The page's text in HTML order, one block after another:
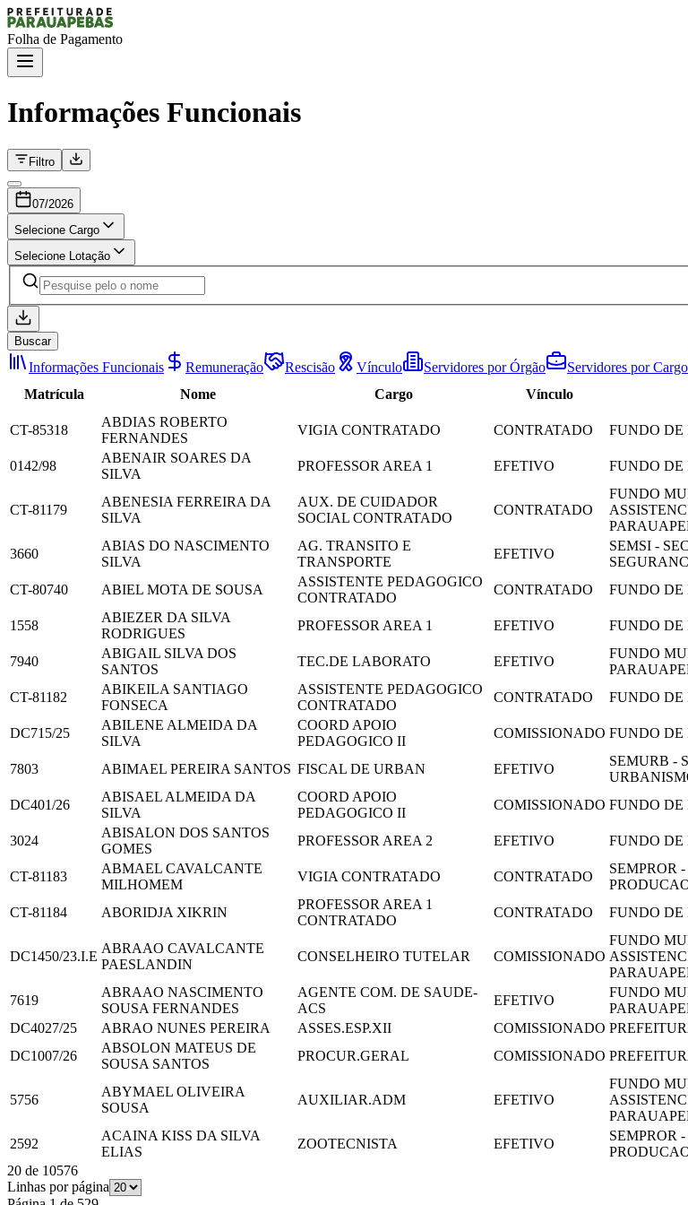
Folha de Pagamento
Informações Funcionais
Filtro
07/2026
Selecione Cargo
Selecione Lotação
Buscar
Informações Funcionais Remuneração Rescisão Vínculo Servidores por Órgão Servidores por Cargo
Matrícula
Nome Cargo Vínculo
CT-85318
ABDIAS ROBERTO
FERNANDES
VIGIA CONTRATADO CONTRATADO FUNDO DE
0142/98
ABENAIR SOARES DA
SILVA
PROFESSOR AREA 1 EFETIVO FUNDO DE
CT-81179
ABENESIA FERREIRA DA
SILVA
AUX. DE CUIDADOR
SOCIAL CONTRATADO
CONTRATADO
FUNDO
3660
ABIAS DO NASCIMENTO
SILVA
AG. TRANSITO E
TRANSPORTE
EFETIVO
SEMSI -
CT-80740 ABIEL MOTA DE SOUSA
ASSISTENTE PEDAGOGICO
CONTRATADO
CONTRATADO FUNDO DE
1558
ABIEZER DA SILVA
RODRIGUES
PROFESSOR AREA 1 EFETIVO FUNDO DE
7940
ABIGAIL SILVA DOS
SANTOS
TEC.DE LABORATO EFETIVO
FUNDO
CT-81182
ABIKEILA SANTIAGO
FONSECA
ASSISTENTE PEDAGOGICO
CONTRATADO
CONTRATADO FUNDO DE
DC715/25
ABILENE ALMEIDA DA
SILVA
COORD APOIO
PEDAGOGICO II
COMISSIONADO FUNDO DE
7803 ABIMAEL PEREIRA SANTOS FISCAL DE URBAN EFETIVO
SEMURB -
DC401/26
ABISAEL ALMEIDA DA
SILVA
COORD APOIO
PEDAGOGICO II
COMISSIONADO FUNDO DE
3024
ABISALON DOS SANTOS
GOMES
PROFESSOR AREA 2 EFETIVO FUNDO DE
CT-81183
ABMAEL CAVALCANTE
MILHOMEM
VIGIA CONTRATADO CONTRATADO
SEMPROR
CT-81184 ABORIDJA XIKRIN
PROFESSOR AREA 1
CONTRATADO
CONTRATADO FUNDO DE
DC1450/23.I.E
ABRAAO CAVALCANTE
PAESLANDIN
CONSELHEIRO TUTELAR COMISSIONADO
FUNDO
7619
ABRAAO NASCIMENTO
SOUSA FERNANDES
AGENTE COM. DE SAUDE-
ACS
EFETIVO
FUNDO
DC4027/25
ABRAO NUNES PEREIRA ASSES.ESP.XII COMISSIONADO
DC1007/26
ABSOLON MATEUS DE
SOUSA SANTOS
PROCUR.GERAL COMISSIONADO
5756
ABYMAEL OLIVEIRA
SOUSA
AUXILIAR.ADM EFETIVO
FUNDO
2592
ACAINA KISS DA SILVA
ELIAS
ZOOTECNISTA EFETIVO
SEMPROR
20 de 10576
Linhas por página